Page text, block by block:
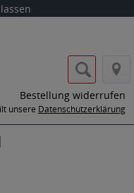
Bestellung widerrufen
unsere Datenschutzerklärung